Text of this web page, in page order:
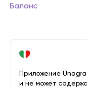
Баланс
Приложение
и не может